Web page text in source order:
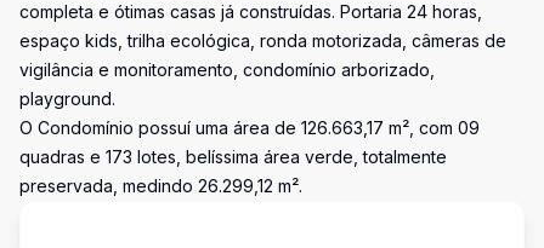
completa e ótimas casas já construídas. Portaria 24 horas,
espaço kids, trilha ecológica, ronda motorizada, câmeras de
vigilância e monitoramento, condomínio arborizado,
playground.
O Condomínio possuí uma área de 126.663,17 m², com 09
quadras e 173 lotes, belíssima área verde, totalmente
preservada, medindo 26.299,12 m².